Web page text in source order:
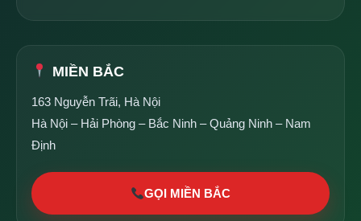
MIỀN BẮC
163 Nguyễn Trãi, Hà Nội
Hà Nội – Hải Phòng – Bắc Ninh – Quảng Ninh – Nam
Định
GỌI MIỀN BẮC